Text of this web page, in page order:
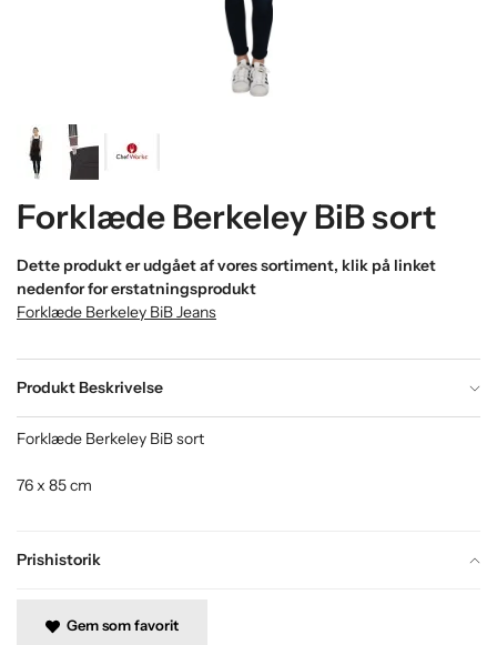
Forklæde Berkeley BiB sort
Dette produkt er udgået af vores sortiment, klik på linket
nedenfor for erstatningsprodukt
Forklæde Berkeley BiB Jeans
Produkt Beskrivelse
Prishistorik
Forklæde Berkeley BiB sort
76 x 85 cm
Gem som favorit